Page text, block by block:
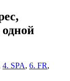
4. SPA, 6. FR,